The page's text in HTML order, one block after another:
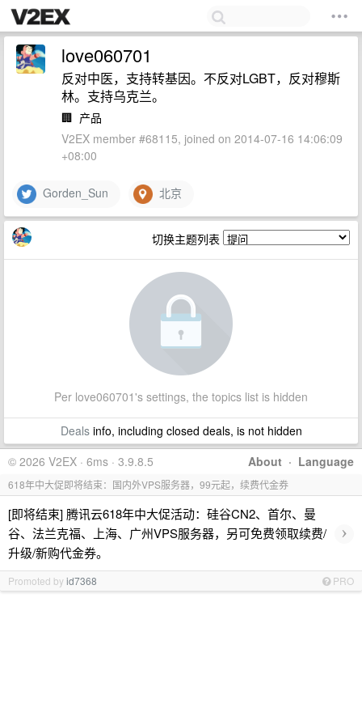
love060701
反对中医，支持转基因。不反对LGBT，反对穆斯
林。支持乌克兰。
🏢 产品
V2EX member #68115, joined on 2014-07-16 14:06:09
+08:00
Gorden_Sun 北京
切换主题列表
Per love060701's settings, the topics list is hidden
Dealsinfo, including closed deals, is not hidden
About · Language
© 2026 V2EX · 6ms · 3.9.8.5
618年中大促即将结束：国内外VPS服务器，99元起，续费代金券
[即将结束] 腾讯云618年中大促活动：硅谷CN2、首尔、曼
谷、法兰克福、上海、广州VPS服务器，另可免费领取续费/
升级/新购代金券。
›
Promoted byid7368 PRO